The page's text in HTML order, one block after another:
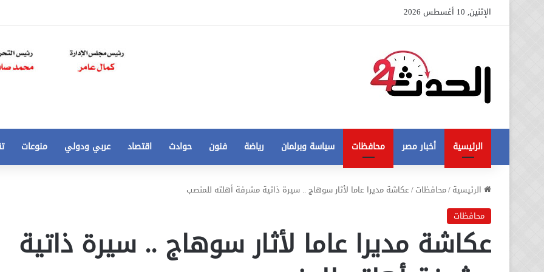
الإثنين, 10 أغسطس 2026
الرئيسية أخبار مصر محافظات سياسة وبرلمان رياضة فنون حوادث اقتصاد عربي ودولي منوعات
الرئيسية/محافظات/عكاشة مديرا عاما لأثار سوهاج .. سيرة ذاتية مشرفة أهلته للمنصب
محافظات
عكاشة مديرا عاما لأثار سوهاج .. سيرة ذاتية
عاجل
أزمة
مخالفات
البناء
12 أغسطس، 2020
عاجل تطورات جديدة في أزمة مخالفات
تخفيض
250
الي
21 أغسطس، 2020
تخفيض سعر المتر من 250 الي 50 جنيها